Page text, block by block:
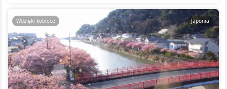
Wdzięki kobiece Japonia